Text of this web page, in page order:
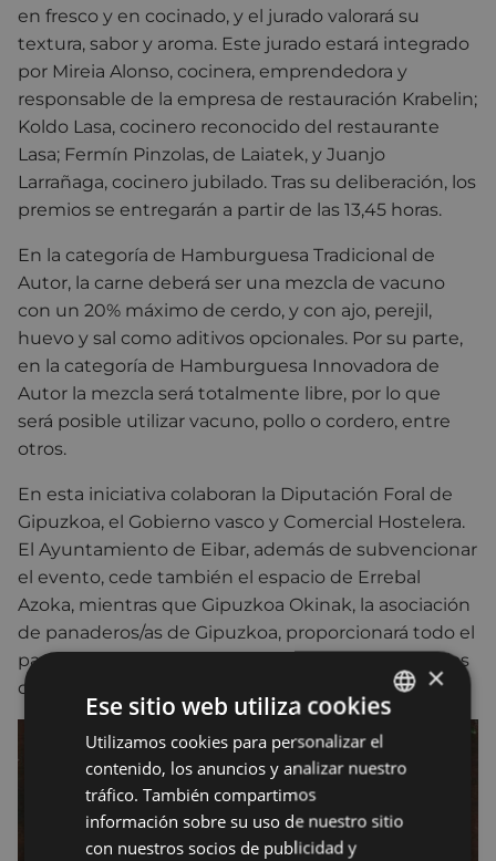
en fresco y en cocinado, y el jurado valorará su
textura, sabor y aroma. Este jurado estará integrado
por Mireia Alonso, cocinera, emprendedora y
responsable de la empresa de restauración Krabelin;
Koldo Lasa, cocinero reconocido del restaurante
Lasa; Fermín Pinzolas, de Laiatek, y Juanjo
Larrañaga, cocinero jubilado. Tras su deliberación, los
premios se entregarán a partir de las 13,45 horas.
En la categoría de Hamburguesa Tradicional de
Autor, la carne deberá ser una mezcla de vacuno
con un 20% máximo de cerdo, y con ajo, perejil,
huevo y sal como aditivos opcionales. Por su parte,
en la categoría de Hamburguesa Innovadora de
Autor la mezcla será totalmente libre, por lo que
será posible utilizar vacuno, pollo o cordero, entre
otros.
En esta iniciativa colaboran la Diputación Foral de
Gipuzkoa, el Gobierno vasco y Comercial Hostelera.
El Ayuntamiento de Eibar, además de subvencionar
el evento, cede también el espacio de Errebal
Azoka, mientras que Gipuzkoa Okinak, la asociación
de panaderos/as de Gipuzkoa, proporcionará todo el
pan necesario para la celebración del concurso y las
degustaciones del público
BASQUE
SPANISH
×
Ese sitio web utiliza cookies
Utilizamos cookies para personalizar el
contenido, los anuncios y analizar nuestro
tráfico. También compartimos
información sobre su uso de nuestro sitio
con nuestros socios de publicidad y